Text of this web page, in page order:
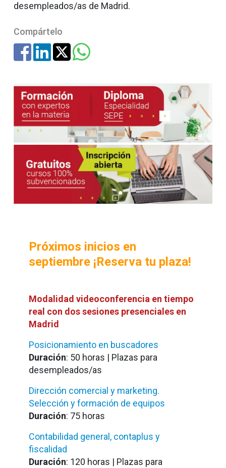
desempleados/as de Madrid.
Compártelo
Próximos inicios en
septiembre ¡Reserva tu plaza!
Modalidad videoconferencia en tiempo
real con dos sesiones presenciales en
Madrid
Posicionamiento en buscadores
Duración: 50 horas | Plazas para
desempleados/as
Dirección comercial y marketing.
Selección y formación de equipos
Duración: 75 horas
Contabilidad general, contaplus y
fiscalidad
Duración: 120 horas | Plazas para